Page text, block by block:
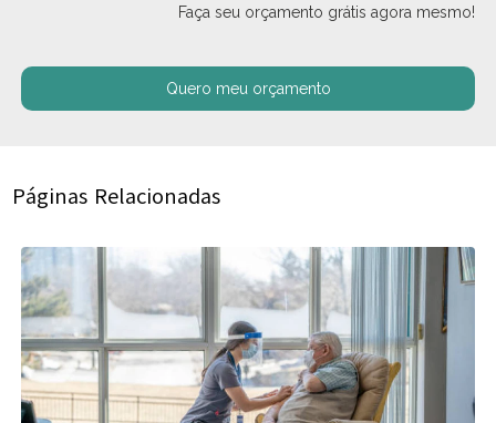
Faça seu orçamento grátis agora mesmo!
Quero meu orçamento
Páginas Relacionadas